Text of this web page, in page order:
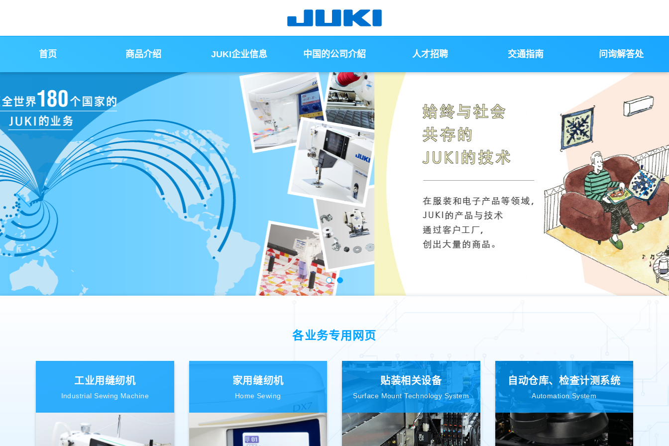
首页 商品介绍 JUKI企业信息 中国的公司介紹 人才招聘 交通指南 问询解答处
各业务专用网页
工业用缝纫机
Industrial Sewing Machine
家用缝纫机
Home Sewing
贴装相关设备
Surface Mount Technology System
自动仓库、检查计测系统
Automation System